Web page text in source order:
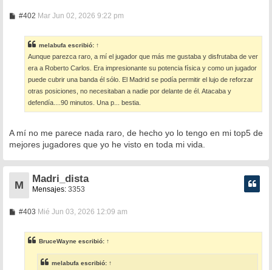
#402M
s
a
j
e
Mar Jun 02, 2026 9:22 pm
melabufa escribió: ↑
Aunque parezca raro, a mí el jugador que más me gustaba y disfrutaba de ver
era a Roberto Carlos. Era impresionante su potencia física y como un jugador
puede cubrir una banda él sólo. El Madrid se podía permitir el lujo de reforzar
otras posiciones, no necesitaban a nadie por delante de él. Atacaba y
defendía....90 minutos. Una p... bestia.
A mí no me parece nada raro, de hecho yo lo tengo en mi top5 de
mejores jugadores que yo he visto en toda mi vida.
M
Madri_dista
Mensajes: 3353
#403M
s
a
Mié Jun 03, 2026 12:09 am
BruceWayne escribió: ↑
melabufa escribió: ↑